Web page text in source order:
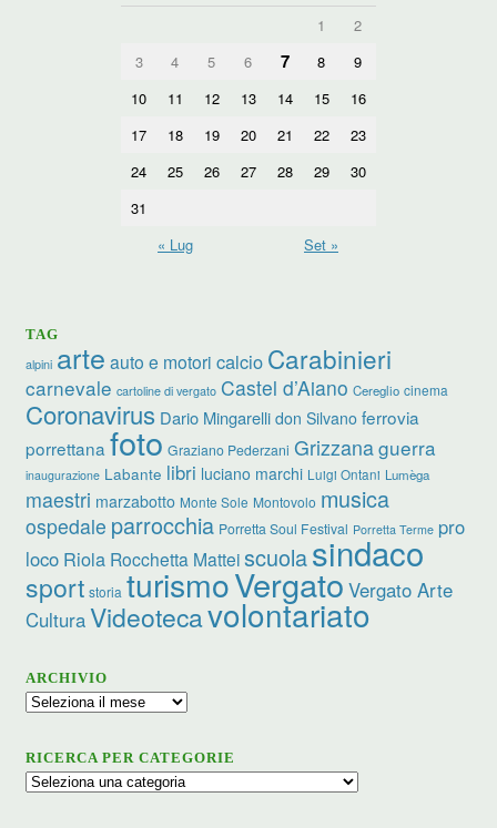
1
2
3
4 5 6 7 8
9
10
11 12 13 14 15
16
17
18 19 20 21 22
23
24
25 26 27 28 29
30
31
« Lug
Set »
TAG
alpini arte auto e motori calcio Carabinieri
carnevale cartoline di vergato Castel d’Aiano Cereglio cinema
Coronavirus Dario Mingarelli don Silvano ferrovia
porrettanafoto Graziano Pederzani Grizzanaguerra
inaugurazione Labante libri luciano marchi Luigi Ontani Lumèga
maestri marzabotto Monte Sole Montovolo musica
ospedale parrocchia Porretta Soul Festival Porretta Terme pro
loco Riola Rocchetta Matteiscuolasindaco
sport storia turismoVergato Vergato Arte
CulturaVideotecavolontariato
ARCHIVIO
Archivio
RICERCA PER CATEGORIE
Ricerca